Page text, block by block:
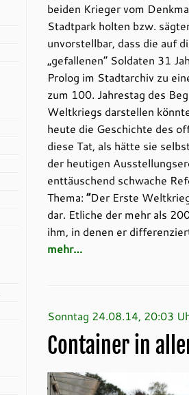
beiden Krieger vom
Stadtpark holten bzw.
unvorstellbar, dass die auf
„gefallenen“ Soldaten 31
Prolog im Stadtarchiv zu
zum 100. Jahrestag des
Weltkriegs darstellen
heute die Geschichte des
diese Tat, als hätte sie
der heutigen
enttäuschend schwache
Thema: “Der Erste
dar. Etliche der mehr als
ihm, in denen er
mehr…
Sonntag 24.08.14, 20:03
Container in